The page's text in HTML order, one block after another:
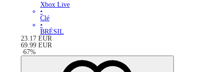
Xbox Live
•
Clé
•
BRÉSIL
23.17 EUR
69.99 EUR
-67%